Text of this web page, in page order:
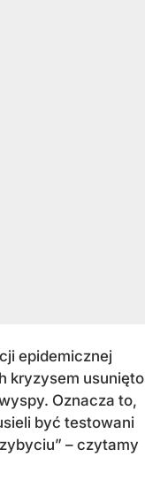
epidemicznej
kryzysem usunięto
Oznacza to,
być testowani
– czytamy